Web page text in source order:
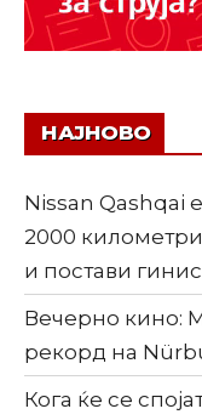
НАЈНОВО
Nissan Qashqai
2000
и постави
Вечерно кино:
рекорд на
Кога ќе се